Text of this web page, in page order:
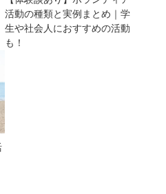
活動の種類と実例まとめ｜学
生や社会人におすすめの活動
も！